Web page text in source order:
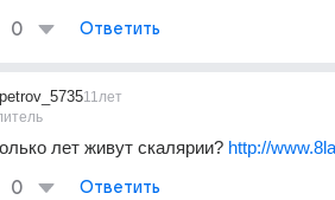
0 Ответить
11лет
лет живут скалярии? http://
0 Ответить